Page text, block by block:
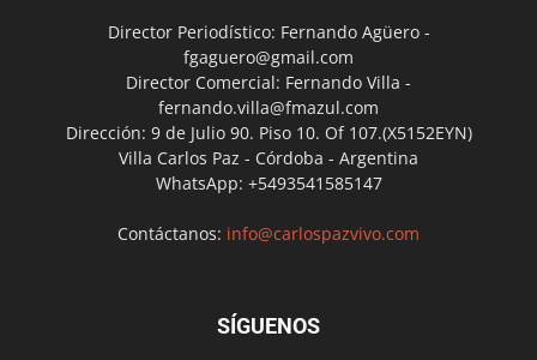
Director Periodístico: Fernando Agüero -
fgaguero@gmail.com
Director Comercial: Fernando Villa -
fernando.villa@fmazul.com
Dirección: 9 de Julio 90. Piso 10. Of 107.(X5152EYN)
Villa Carlos Paz - Córdoba - Argentina
WhatsApp: +5493541585147
Contáctanos: info@carlospazvivo.com
SÍGUENOS